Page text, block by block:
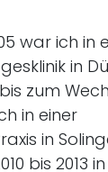
war ich in
in
zum
in einer
in
bis 2013